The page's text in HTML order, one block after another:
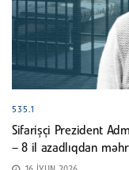
535.1
Sifarişçi Prezident
– 8 il azadlıqdan